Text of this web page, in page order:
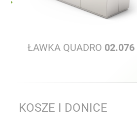
ŁAWKA QUADRO 02.076
KOSZE I DONICE